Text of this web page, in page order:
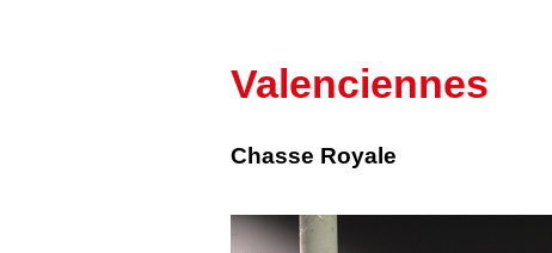
Valenciennes
Chasse Royale